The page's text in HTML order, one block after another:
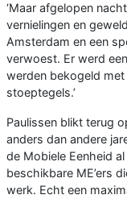
‘Maar afgelopen
vernielingen en
Amsterdam en een
verwoest. Er werd
werden bekogeld
stoeptegels.’
Paulissen blikt terug
anders dan andere
de Mobiele Eenheid
beschikbare ME’ers
werk. Echt een